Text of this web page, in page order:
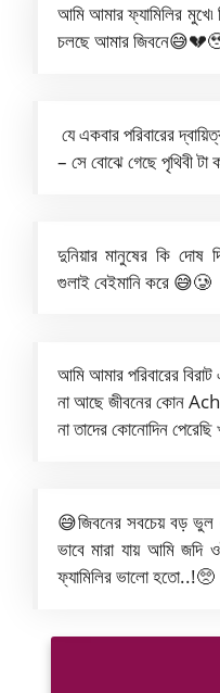
আমি আমার ফ্যামিলির
চলছে আমার
যে একবার পরিবারের
– সে বোঝে গেছে পৃথিবী
দুনিয়ার মানুষের কি দোষ
গুলাই বেইমানি করে 😅🥲
আমি আমার পরিবারের
না আছে জীবনের কোন
না তাদের কোনোদিন
😅জিবনের সবচেয় বড় ভুল
ভাবে মারা যায় আমি জদি
ফ্যামিলির ভালো হতো..!🥺